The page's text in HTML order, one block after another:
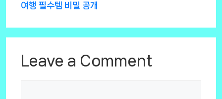
여행 필수템 비밀 공개
Leave a Comment